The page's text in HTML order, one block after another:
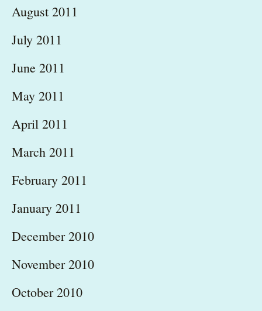
August 2011
July 2011
June 2011
May 2011
April 2011
March 2011
February 2011
January 2011
December 2010
November 2010
October 2010